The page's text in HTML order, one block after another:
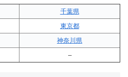
千葉県
東京都
神奈川県
–